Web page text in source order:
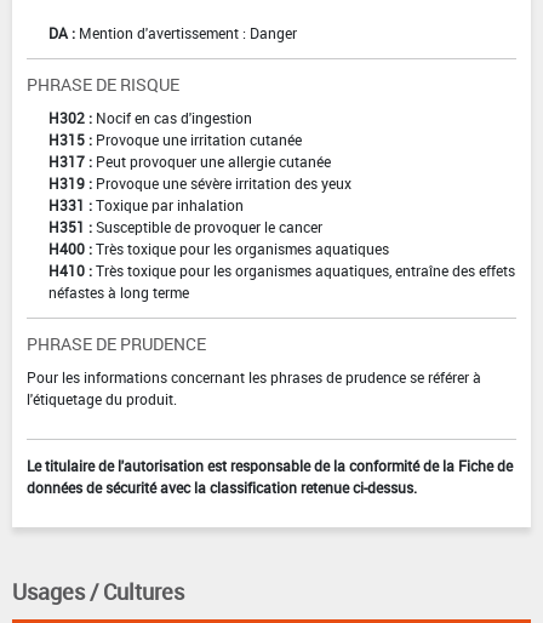
DA : Mention d'avertissement : Danger
PHRASE DE RISQUE
H302 : Nocif en cas d'ingestion
H315 : Provoque une irritation cutanée
H317 : Peut provoquer une allergie cutanée
H319 : Provoque une sévère irritation des yeux
H331 :Toxique par inhalation
H351 :Susceptible de provoquer le cancer
H400 :Très toxique pour les organismes aquatiques
H410 :Très toxique pour les organismes aquatiques, entraîne des effets
néfastes à long terme
PHRASE DE PRUDENCE
Pour les informations concernant les phrases de prudence se référer à
l'étiquetage du produit.
Le titulaire de l'autorisation est responsable de la conformité de la Fiche de
données de sécurité avec la classification retenue ci-dessus.
Usages / Cultures